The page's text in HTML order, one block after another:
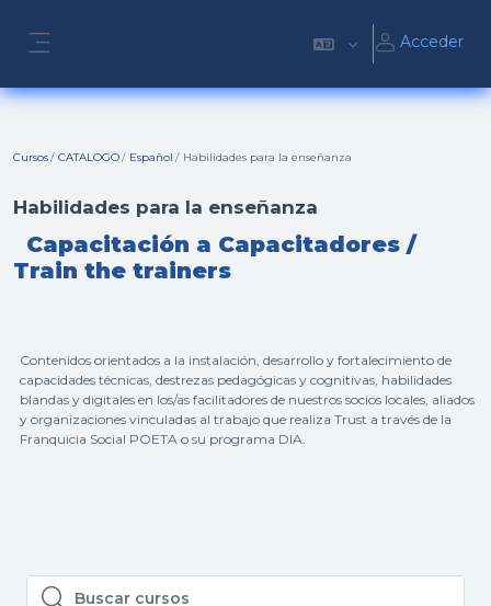
Acceder
Cursos CATALOGO Español Habilidades para la enseñanza
Habilidades para la enseñanza
Capacitación a Capacitadores /
Train the trainers
Contenidos orientados a la instalación, desarrollo y fortalecimiento de
capacidades técnicas, destrezas pedagógicas y cognitivas, habilidades
blandas y digitales en los/as facilitadores de nuestros socios locales, aliados
y organizaciones vinculadas al trabajo que realiza Trust a través de la
Franquicia Social POETA o su programa DIA.
Buscar cursos